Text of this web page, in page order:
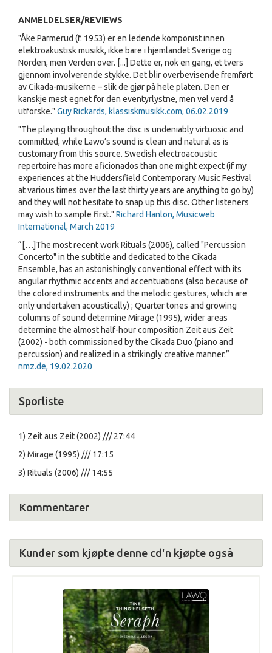
ANMELDELSER/REVIEWS
"Åke Parmerud (f. 1953) er en ledende komponist innen
elektroakustisk musikk, ikke bare i hjemlandet Sverige og
Norden, men Verden over. [...] Dette er, nok en gang, et tvers
gjennom involverende stykke. Det blir overbevisende fremført
av Cikada-musikerne – slik de gjør på hele platen. Den er
kanskje mest egnet for den eventyrlystne, men vel verd å
utforske." Guy Rickards, klassiskmusikk.com, 06.02.2019
"The playing throughout the disc is undeniably virtuosic and
committed, while Lawo’s sound is clean and natural as is
customary from this source. Swedish electroacoustic
repertoire has more aficionados than one might expect (if my
experiences at the Huddersfield Contemporary Music Festival
at various times over the last thirty years are anything to go by)
and they will not hesitate to snap up this disc. Other listeners
may wish to sample first." Richard Hanlon, Musicweb
International, March 2019
“[…]The most recent work Rituals (2006), called "Percussion
Concerto" in the subtitle and dedicated to the Cikada
Ensemble, has an astonishingly conventional effect with its
angular rhythmic accents and accentuations (also because of
the colored instruments and the melodic gestures, which are
only undertaken acoustically) ; Quarter tones and growing
columns of sound determine Mirage (1995), wider areas
determine the almost half-hour composition Zeit aus Zeit
(2002) - both commissioned by the Cikada Duo (piano and
percussion) and realized in a strikingly creative manner.”
nmz.de, 19.02.2020
Sporliste
1) Zeit aus Zeit (2002) /// 27:44
2) Mirage (1995) /// 17:15
3) Rituals (2006) /// 14:55
Kommentarer
Kunder som kjøpte denne cd'n kjøpte også